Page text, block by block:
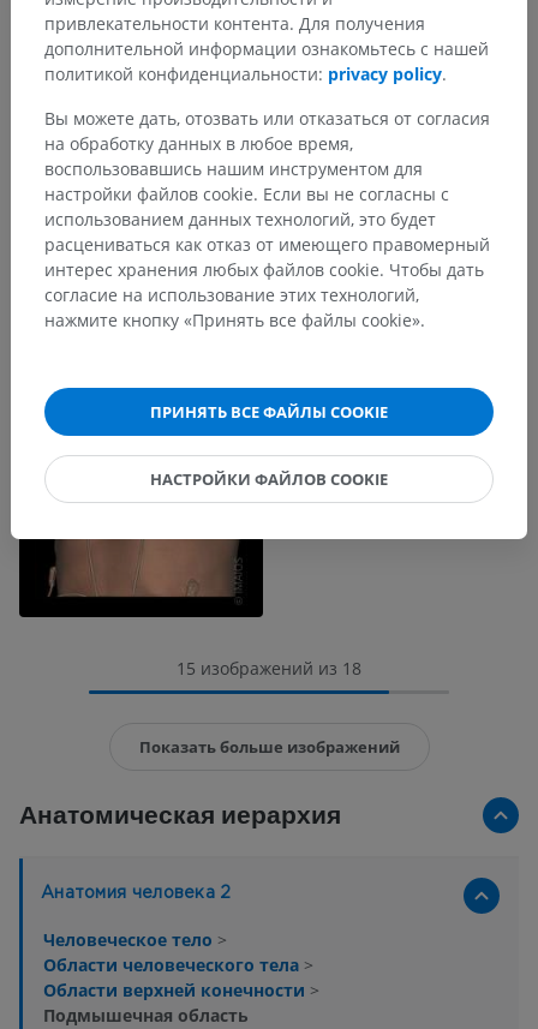
15 изображений из 18
Показать больше изображений
Анатомическая иерархия
Анатомия человека 2
Человеческое тело >
Области человеческого тела >
Области верхней конечности >
Подмышечная область
привлекательности контента. Для получения
дополнительной информации ознакомьтесь с нашей
политикой конфиденциальности: privacy policy.
Вы можете дать, отозвать или отказаться от согласия
на обработку данных в любое время,
воспользовавшись нашим инструментом для
настройки файлов cookie. Если вы не согласны с
использованием данных технологий, это будет
расцениваться как отказ от имеющего правомерный
интерес хранения любых файлов cookie. Чтобы дать
согласие на использование этих технологий,
нажмите кнопку «Принять все файлы cookie».
ПРИНЯТЬ ВСЕ ФАЙЛЫ COOKIE
НАСТРОЙКИ ФАЙЛОВ COOKIE